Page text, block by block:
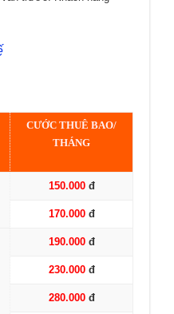
CƯỚC THUÊ BAO/
THÁNG
150.000đ
170.000đ
190.000đ
230.000đ
280.000đ